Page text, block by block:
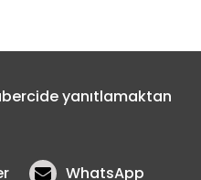
yanıtlamaktan
WhatsApp